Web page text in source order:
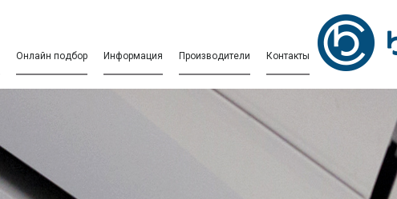
Онлайн подбор Информация Производители Контакты